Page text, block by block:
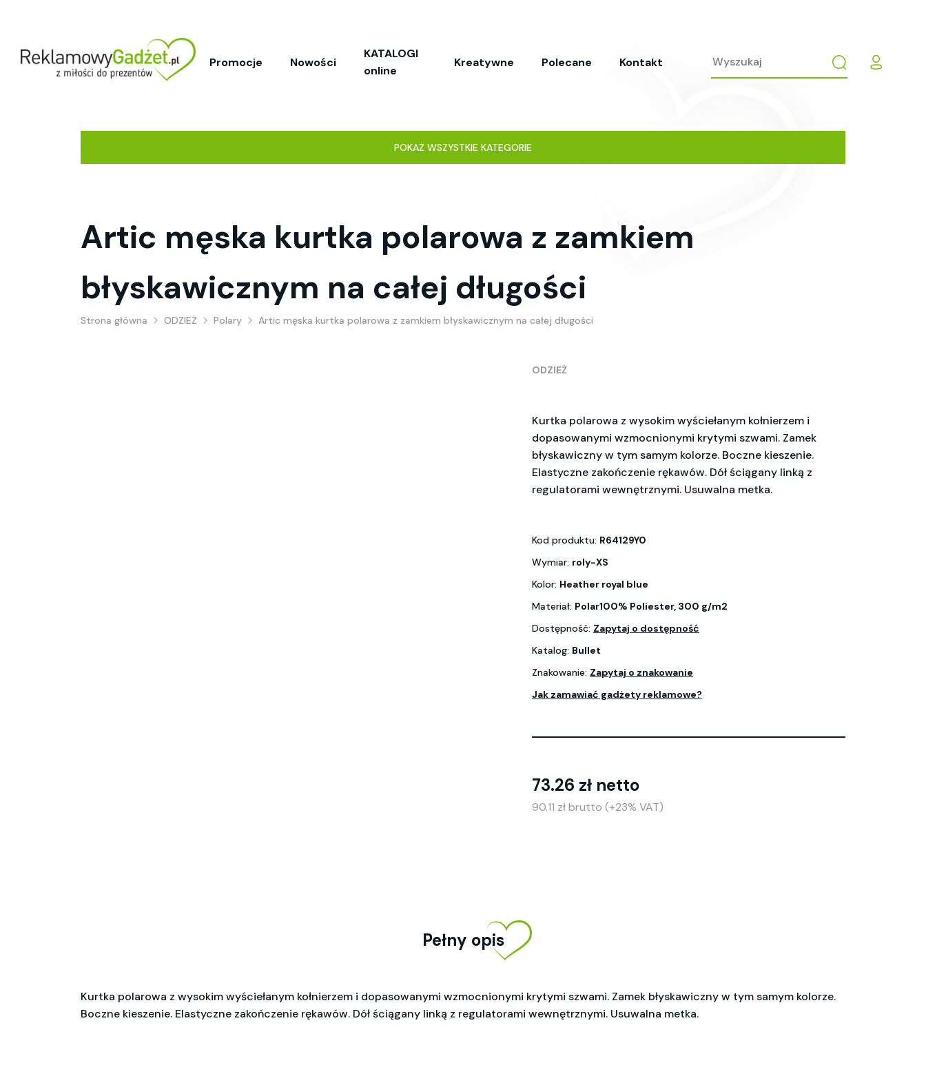
Promocje Nowości
KATALOGI
online
Kreatywne Polecane Kontakt
POKAŻ WSZYSTKIE KATEGORIE
Artic męska kurtka polarowa z zamkiem
błyskawicznym na całej długości
Strona główna ODZIEŻ Polary Artic męska kurtka polarowa z zamkiem błyskawicznym na całej długości
ODZIEŻ
Kurtka polarowa z wysokim wyściełanym kołnierzem i
dopasowanymi wzmocnionymi krytymi szwami. Zamek
błyskawiczny w tym samym kolorze. Boczne kieszenie.
Elastyczne zakończenie rękawów. Dół ściągany linką z
regulatorami wewnętrznymi. Usuwalna metka.
Kod produktu: R64129Y0
Wymiar: roly-XS
Kolor: Heather royal blue
Materiał: Polar100% Poliester, 300 g/m2
Dostępność: Zapytaj o dostępność
Katalog: Bullet
Znakowanie: Zapytaj o znakowanie
Jak zamawiać gadżety reklamowe?
73.26 zł netto
90.11 zł brutto (+23% VAT)
Pełny opis
Kurtka polarowa z wysokim wyściełanym kołnierzem i dopasowanymi wzmocnionymi krytymi szwami. Zamek błyskawiczny w tym samym kolorze.
Boczne kieszenie. Elastyczne zakończenie rękawów. Dół ściągany linką z regulatorami wewnętrznymi. Usuwalna metka.